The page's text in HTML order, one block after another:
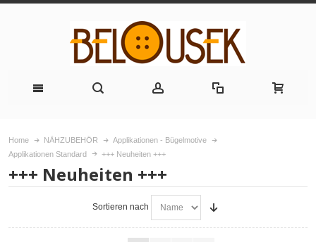
Home NÄHZUBEHÖR
Applikationen - Bügelmotive
Applikationen Standard
+++ Neuheiten +++
+++ Neuheiten +++
Sortieren nach